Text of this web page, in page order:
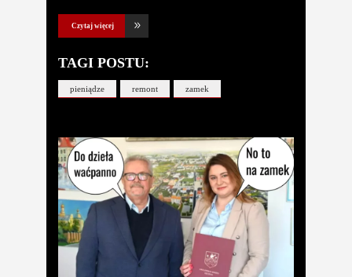
Czytaj więcej
TAGI POSTU:
pieniądze remont zamek